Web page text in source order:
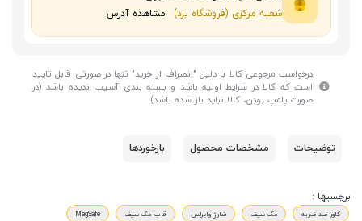
شعبه مرکزی (فروشگاه یزد) مشاهده آدرس
درخواست مرجوعی کالا با دلیل "انصراف از خرید" تنها در صورتی قابل تایید
است که کالا در شرایط اولیه باشد و بسته بندی آسیب ندیده باشد (در
صورت پلمپ بودن، کالا نباید باز شده باشد).
توضیحات مشخصات محصول بازخوردها
برچسبها :
کاور ضد ضربه مگ سیف شارژ وایرلس قاب مگ سیف
MagSafe